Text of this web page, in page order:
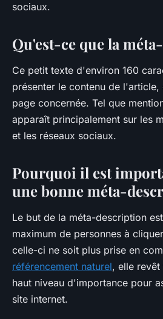
sociaux.
Qu'est-ce que la
Ce petit texte d'environ 160
présenter le contenu de
page concernée. Tel que
apparaît principalement sur les
et les réseaux sociaux.
Pourquoi il est
une bonne méta-
Le but de la méta-description
maximum de personnes à
celle-ci ne soit plus prise en
référencement naturel, elle
haut niveau d'importance pour
site internet.